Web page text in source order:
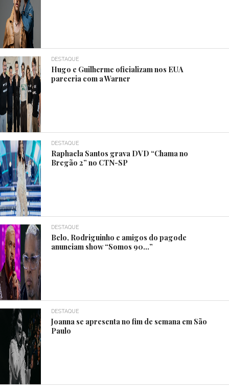
DESTAQUE
Hugo e Guilherme oficializam nos EUA
parceria com a Warner
DESTAQUE
Raphaela Santos grava DVD “Chama no
Bregão 2” no CTN-SP
DESTAQUE
Belo, Rodriguinho e amigos do pagode
anunciam show “Somos 90…”
DESTAQUE
Joanna se apresenta no fim de semana em São
Paulo